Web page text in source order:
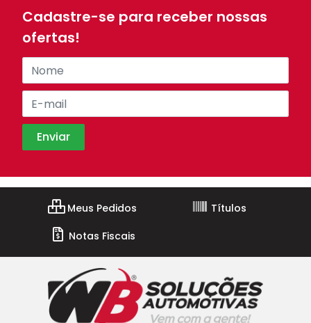
Cadastre-se para receber nossas
ofertas!
Meus Pedidos
Títulos
Notas Fiscais